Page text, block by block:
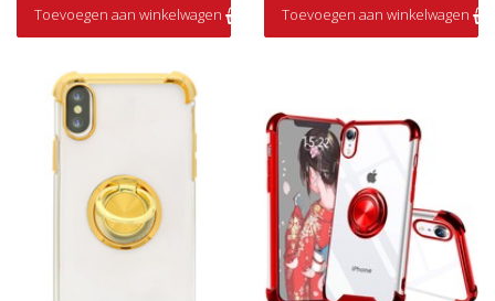
Toevoegen aan winkelwagen Toevoegen aan winkelwagen